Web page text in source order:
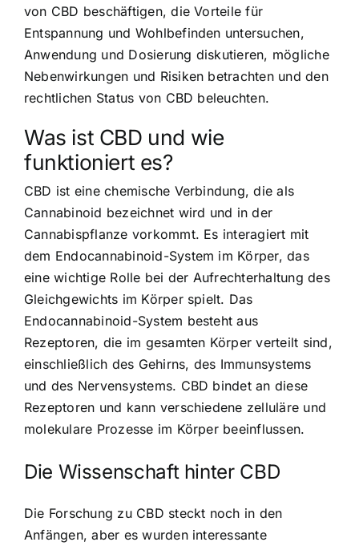
von CBD beschäftigen, die Vorteile für
Entspannung und Wohlbefinden untersuchen,
Anwendung und Dosierung diskutieren, mögliche
Nebenwirkungen und Risiken betrachten und den
rechtlichen Status von CBD beleuchten.
Was ist CBD und wie
funktioniert es?
CBD ist eine chemische Verbindung, die als
Cannabinoid bezeichnet wird und in der
Cannabispflanze vorkommt. Es interagiert mit
dem Endocannabinoid-System im Körper, das
eine wichtige Rolle bei der Aufrechterhaltung des
Gleichgewichts im Körper spielt. Das
Endocannabinoid-System besteht aus
Rezeptoren, die im gesamten Körper verteilt sind,
einschließlich des Gehirns, des Immunsystems
und des Nervensystems. CBD bindet an diese
Rezeptoren und kann verschiedene zelluläre und
molekulare Prozesse im Körper beeinflussen.
Die Wissenschaft hinter CBD
Die Forschung zu CBD steckt noch in den
Anfängen, aber es wurden interessante